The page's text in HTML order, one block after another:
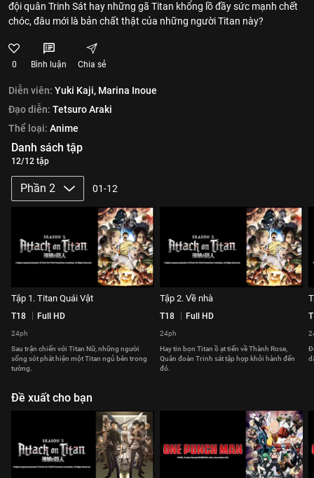
đội quân Trinh Sát hay những gã Titan khổng lồ đầy sức mạnh chết
chóc, đâu mới là bản chất thật của những người Titan này?
0 Bình luận Chia sẻ
Diễn viên: Yuki Kaji, Marina Inoue
Đạo diễn: Tetsuro Araki
Thể loại: Anime
Danh sách tập
12/12 tập
Phần 2 01-12
Tập 1. Titan Quái Vật
T18 Full HD
24ph
Sau trận chiến với Titan Nữ, những người
sống sót phát hiện một Titan ngủ bên trong
tường.
Tập 2. Về nhà
T18 Full HD
24ph
Hay tin bọn Titan ồ ạt tiến về Thành Rose,
Quân đoàn Trinh sát tập hợp khởi hành đến
đó.
Đề xuất cho bạn